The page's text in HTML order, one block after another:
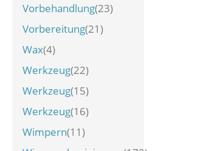
Vorbehandlung(23)
Vorbereitung(21)
Wax(4)
Werkzeug(22)
Werkzeug(15)
Werkzeug(16)
Wimpern(11)